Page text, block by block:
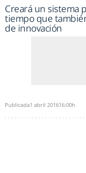
Creará un sistema
tiempo que
de innovación
Publicada1 abril 201616:00h